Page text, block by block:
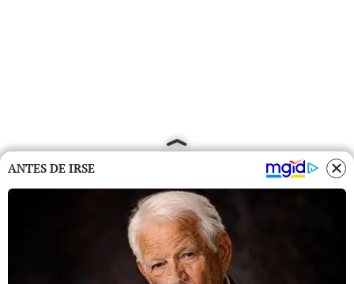
ANTES DE IRSE